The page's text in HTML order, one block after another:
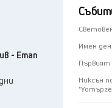
- Етап
Имен
Първият
Никсън